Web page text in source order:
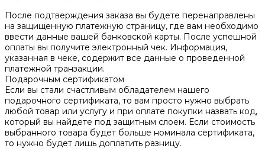
После подтверждения заказа вы будете перенаправлены
на защищенную платежную страницу, где вам необходимо
ввести данные вашей банковской карты. После успешной
оплаты вы получите электронный чек. Информация,
указанная в чеке, содержит все данные о проведенной
платежной транзакции.
Подарочным сертификатом
Если вы стали счастливым обладателем нашего
подарочного сертификата, то вам просто нужно выбрать
любой товар или услугу и при оплате покупки назвать код,
который вы найдете под защитным слоем. Если стоимость
выбранного товара будет больше номинала сертификата,
то нужно будет лишь доплатить разницу.